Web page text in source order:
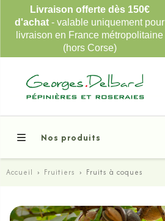
Livraison offerte dès 150€
d'achat - valable uniquement pour
livraison en France métropolitaine
(hors Corse)
Nos produits
Accueil › Fruitiers › Fruits à coques